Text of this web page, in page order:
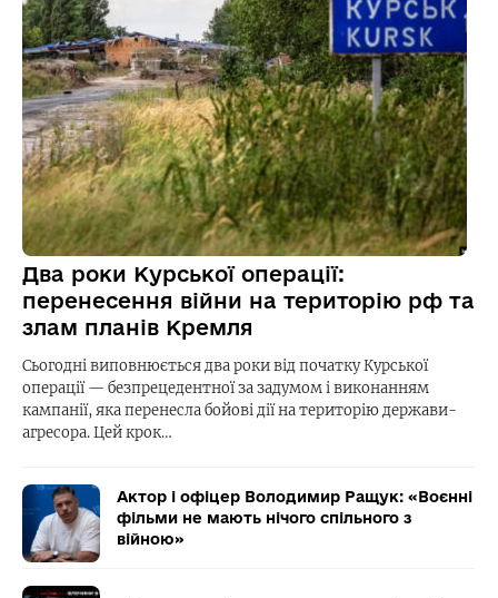
Два роки Курської операції:
перенесення війни на територію рф та
злам планів Кремля
Сьогодні виповнюється два роки від початку Курської
операції — безпрецедентної за задумом і виконанням
кампанії, яка перенесла бойові дії на територію держави-
агресора. Цей крок…
Актор і офіцер Володимир Ращук: «Воєнні
фільми не мають нічого спільного з
війною»